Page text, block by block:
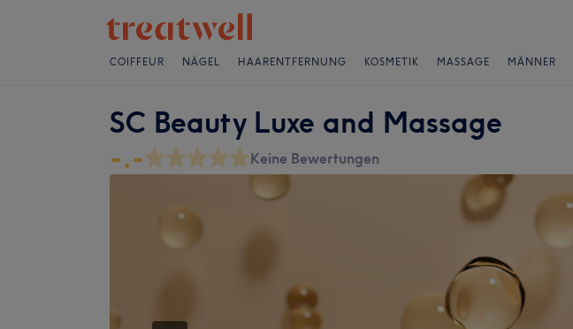
COIFFEUR NÄGEL HAARENTFERNUNG KOSMETIK MASSAGE MÄNNER
SC Beauty Luxe and Massage
-.- Keine Bewertungen